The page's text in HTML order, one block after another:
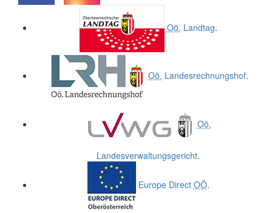
Oö. Landtag.
Oö. Landesrechnungshof.
Oö.
Landesverwaltungsgericht.
Europe Direct OÖ.